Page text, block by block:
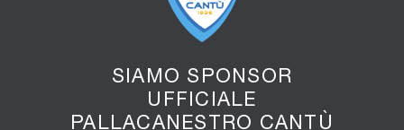
SIAMO SPONSOR
UFFICIALE
PALLACANESTRO CANTÙ